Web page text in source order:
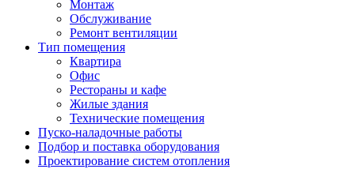
Монтаж
Обслуживание
Ремонт вентиляции
Тип помещения
Квартира
Офис
Рестораны и кафе
Жилые здания
Технические помещения
Пуско-наладочные работы
Подбор и поставка оборудования
Проектирование систем отопления